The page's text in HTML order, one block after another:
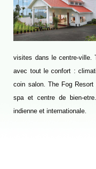
VOITURE AVEC
QUI SOMMES
NOTRE
NOTRE ÉQUIPE
NOTRE CHARTE
NOS GARANTIES
visites dans le centre-ville.
avec tout le confort :
coin salon. The Fog
spa et centre de bien-
indienne et internationale.